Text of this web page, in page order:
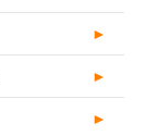
►
►
►